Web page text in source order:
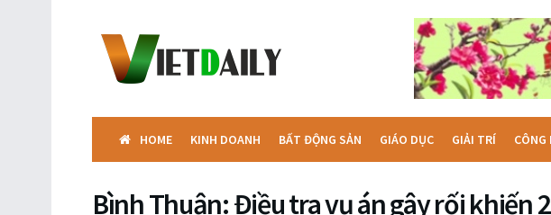
HOME KINH DOANH BẤT ĐỘNG SẢN GIÁO DỤC GIẢI TRÍ CÔNG
Bình Thuận: Điều tra vụ án gây rối khiến